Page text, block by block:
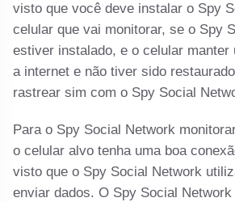
visto que você deve instalar o Spy
celular que vai monitorar, se o Spy
estiver instalado, e o celular manter
a internet e não tiver sido
rastrear sim com o Spy Social
Para o Spy Social Network
o celular alvo tenha uma boa
visto que o Spy Social Network
enviar dados. O Spy Social